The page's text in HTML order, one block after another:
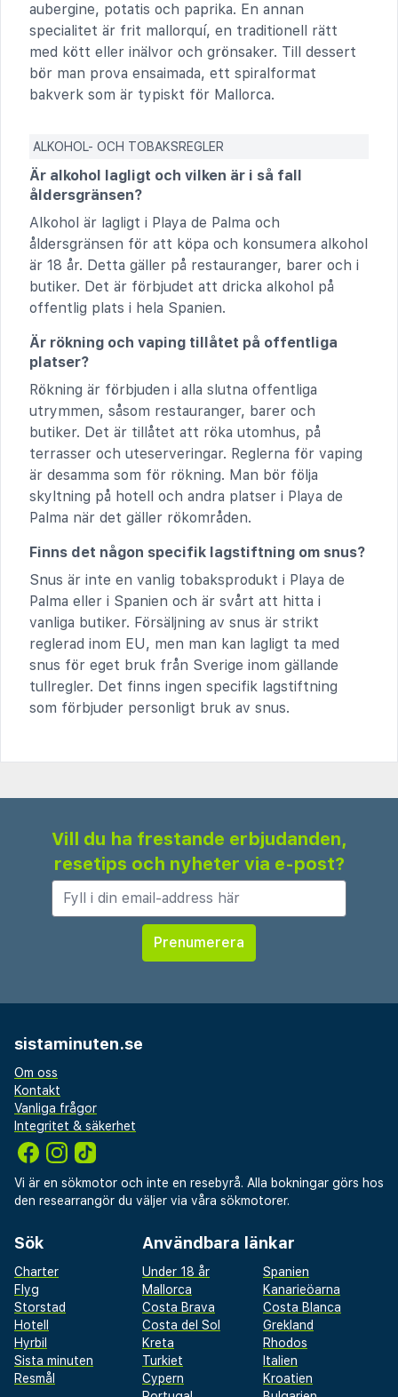
aubergine, potatis och paprika. En annan
specialitet är frit mallorquí, en traditionell rätt
med kött eller inälvor och grönsaker. Till dessert
bör man prova ensaimada, ett spiralformat
bakverk som är typiskt för Mallorca.
ALKOHOL- OCH TOBAKSREGLER
Är alkohol lagligt och vilken är i så fall
åldersgränsen?
Alkohol är lagligt i Playa de Palma och
åldersgränsen för att köpa och konsumera alkohol
är 18 år. Detta gäller på restauranger, barer och i
butiker. Det är förbjudet att dricka alkohol på
offentlig plats i hela Spanien.
Är rökning och vaping tillåtet på offentliga
platser?
Rökning är förbjuden i alla slutna offentliga
utrymmen, såsom restauranger, barer och
butiker. Det är tillåtet att röka utomhus, på
terrasser och uteserveringar. Reglerna för vaping
är desamma som för rökning. Man bör följa
skyltning på hotell och andra platser i Playa de
Palma när det gäller rökområden.
Finns det någon specifik lagstiftning om snus?
Snus är inte en vanlig tobaksprodukt i Playa de
Palma eller i Spanien och är svårt att hitta i
vanliga butiker. Försäljning av snus är strikt
reglerad inom EU, men man kan lagligt ta med
snus för eget bruk från Sverige inom gällande
tullregler. Det finns ingen specifik lagstiftning
som förbjuder personligt bruk av snus.
Vill du ha frestande erbjudanden,
resetips och nyheter via e-post?
sistaminuten.se
Om oss
Kontakt
Vanliga frågor
Integritet & säkerhet
Vi är en sökmotor och inte en resebyrå. Alla bokningar görs hos
den researrangör du väljer via våra sökmotorer.
Sök
Charter
Flyg
Storstad
Hotell
Hyrbil
Sista minuten
Resmål
Användbara länkar
Under 18 år
Spanien
Mallorca
Kanarieöarna
Costa Brava
Costa Blanca
Costa del Sol
Grekland
Kreta
Rhodos
Turkiet
Italien
Cypern
Kroatien